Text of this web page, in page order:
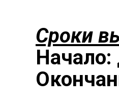
Сроки
Начало: